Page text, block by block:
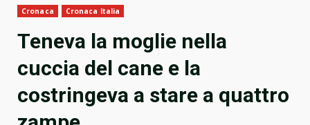
Cronaca Cronaca Italia
Teneva la moglie nella
cuccia del cane e la
costringeva a stare a quattro